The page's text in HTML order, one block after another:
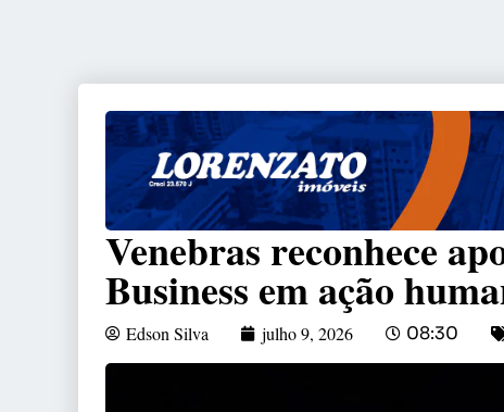
Venebras reconhece
Business em ação
Edson Silva julho 9, 2026 08:30